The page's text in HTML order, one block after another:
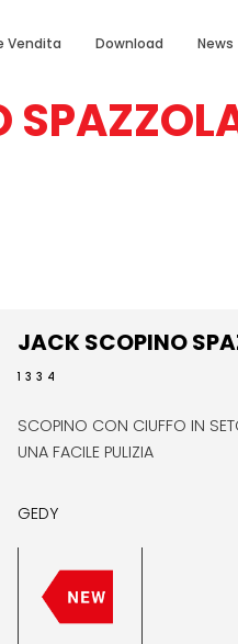
Vendita Download News
JACK SCOPINO
1334
SCOPINO CON CIUFFO IN
UNA FACILE PULIZIA
GEDY